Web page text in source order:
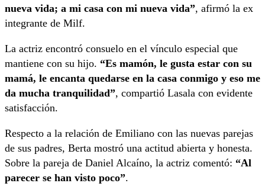
nueva vida; a mi casa con mi nueva vida”, afirmó la ex
integrante de Milf.
La actriz encontró consuelo en el vínculo especial que
mantiene con su hijo. “Es mamón, le gusta estar con su
mamá, le encanta quedarse en la casa conmigo y eso me
da mucha tranquilidad”, compartió Lasala con evidente
satisfacción.
Respecto a la relación de Emiliano con las nuevas parejas
de sus padres, Berta mostró una actitud abierta y honesta.
Sobre la pareja de Daniel Alcaíno, la actriz comentó: “Al
parecer se han visto poco”.